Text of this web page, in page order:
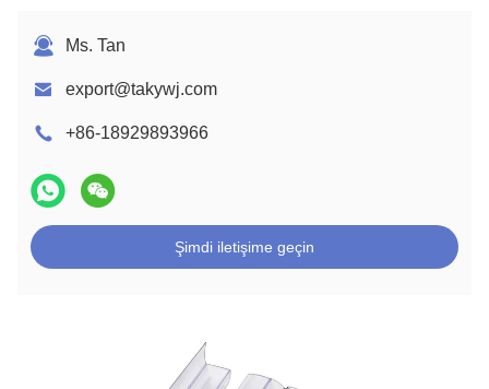
Ms. Tan
export@takywj.com
+86-18929893966
Şimdi iletişime geçin